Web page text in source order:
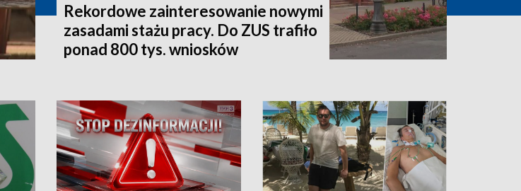
Rekordowe zainteresowanie nowymi
zasadami stażu pracy. Do ZUS trafiło
ponad 800 tys. wniosków